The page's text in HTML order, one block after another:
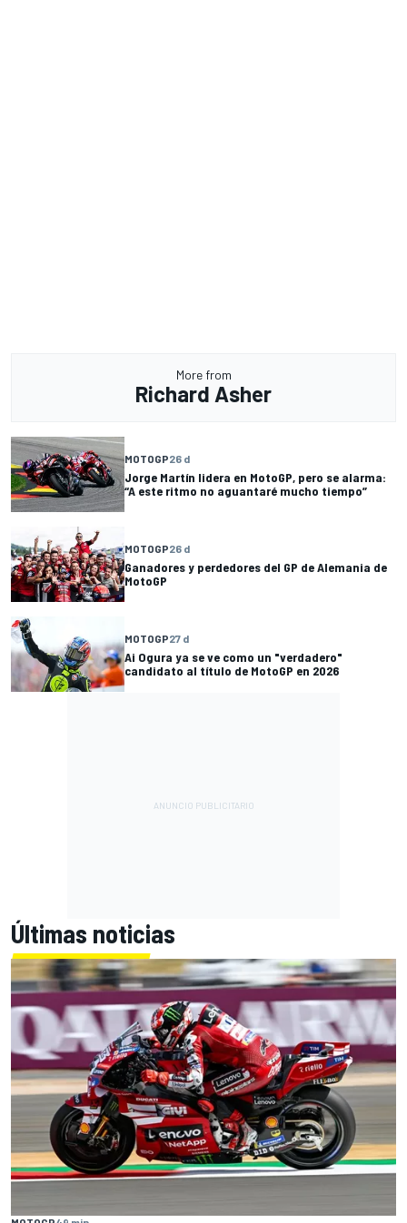
More from
Richard Asher
MOTOGP26 d
Jorge Martín lidera en MotoGP, pero se alarma:
“A este ritmo no aguantaré mucho tiempo”
MOTOGP26 d
Ganadores y perdedores del GP de Alemania de
MotoGP
MOTOGP27 d
Ai Ogura ya se ve como un "verdadero"
candidato al título de MotoGP en 2026
Últimas noticias